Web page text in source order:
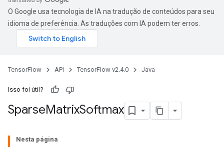
O Google usa tecnologia de IA na tradução de conteúdos para seu
idioma de preferência. As traduções com IA podem ter erros.
TensorFlow API TensorFlow v2.4.0 Java
Isso foi útil?
SparseMatrixSoftmax
Nesta página